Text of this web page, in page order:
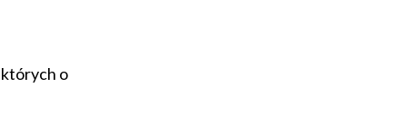
których o